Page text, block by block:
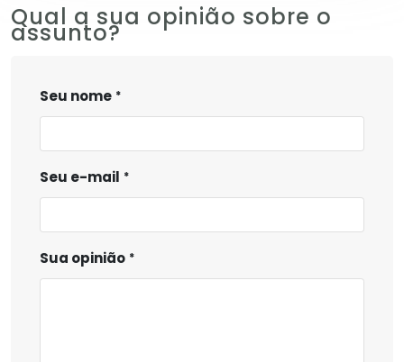
Qual a sua opinião sobre o
assunto?
Seu nome
Seu e-mail
Sua opinião